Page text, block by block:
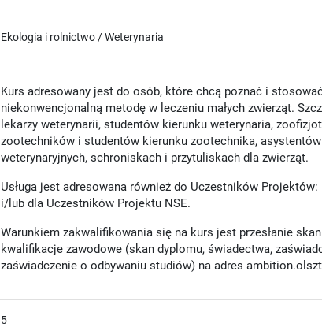
Ekologia i rolnictwo / Weterynaria
Kurs adresowany jest do osób, które chcą poznać i
niekonwencjonalną metodę w leczeniu małych zwierząt.
lekarzy weterynarii, studentów kierunku weterynaria,
zootechników i studentów kierunku zootechnika,
weterynaryjnych, schroniskach i przytuliskach dla zwierząt.
Usługa jest adresowana również do Uczestników
i/lub dla Uczestników Projektu NSE.
Warunkiem zakwalifikowania się na kurs jest przesłanie
kwalifikacje zawodowe (skan dyplomu, świadectwa,
zaświadczenie o odbywaniu studiów) na adres
5